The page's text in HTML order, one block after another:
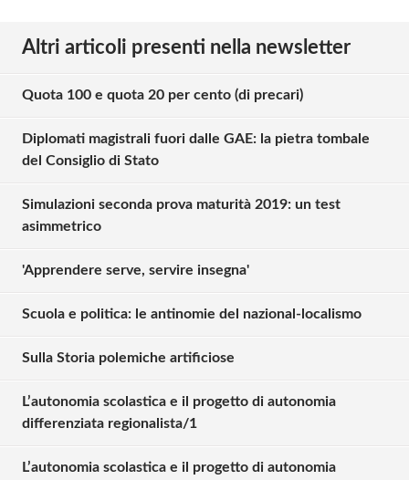
Altri articoli presenti nella newsletter
Quota 100 e quota 20 per cento (di precari)
Diplomati magistrali fuori dalle GAE: la pietra tombale
del Consiglio di Stato
Simulazioni seconda prova maturità 2019: un test
asimmetrico
'Apprendere serve, servire insegna'
Scuola e politica: le antinomie del nazional-localismo
Sulla Storia polemiche artificiose
L’autonomia scolastica e il progetto di autonomia
differenziata regionalista/1
L’autonomia scolastica e il progetto di autonomia